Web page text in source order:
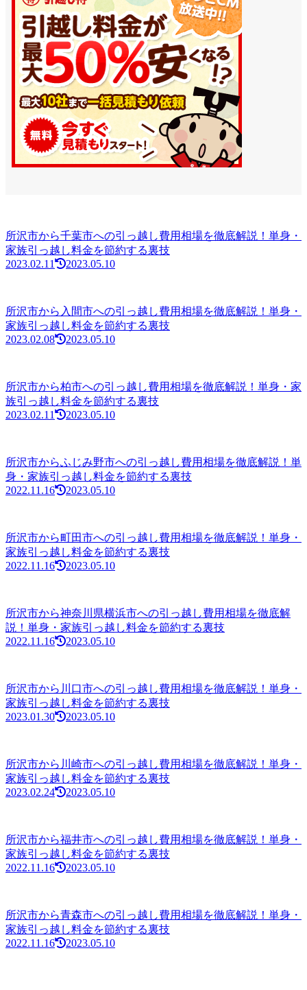
所沢市から千葉市への引っ越し費用相場を徹底解説！単身・
家族引っ越し料金を節約する裏技
2023.02.11
2023.05.10
所沢市から入間市への引っ越し費用相場を徹底解説！単身・
家族引っ越し料金を節約する裏技
2023.02.08
2023.05.10
所沢市から柏市への引っ越し費用相場を徹底解説！単身・家
族引っ越し料金を節約する裏技
2023.02.11
2023.05.10
所沢市からふじみ野市への引っ越し費用相場を徹底解説！単
身・家族引っ越し料金を節約する裏技
2022.11.16
2023.05.10
所沢市から町田市への引っ越し費用相場を徹底解説！単身・
家族引っ越し料金を節約する裏技
2022.11.16
2023.05.10
所沢市から神奈川県横浜市への引っ越し費用相場を徹底解
説！単身・家族引っ越し料金を節約する裏技
2022.11.16
2023.05.10
所沢市から川口市への引っ越し費用相場を徹底解説！単身・
家族引っ越し料金を節約する裏技
2023.01.30
2023.05.10
所沢市から川崎市への引っ越し費用相場を徹底解説！単身・
家族引っ越し料金を節約する裏技
2023.02.24
2023.05.10
所沢市から福井市への引っ越し費用相場を徹底解説！単身・
家族引っ越し料金を節約する裏技
2022.11.16
2023.05.10
所沢市から青森市への引っ越し費用相場を徹底解説！単身・
家族引っ越し料金を節約する裏技
2022.11.16
2023.05.10